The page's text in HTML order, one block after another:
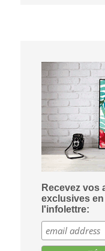
Recevez vos
exclusives
l'infolettre: